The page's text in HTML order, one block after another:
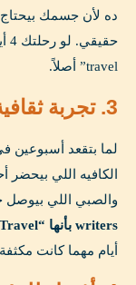
travel” أصلاً.
3. تجربة ثقافية حقيقية مش سطحية
لما بتقعد أسبوعين
الكافيه اللي
والصبي اللي بيوصل
writers بأنها “Authentic Travel”
أيام مهما كانت